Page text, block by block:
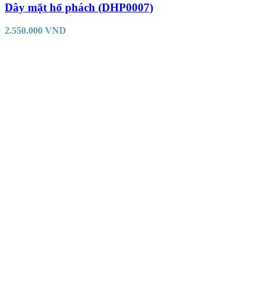
Dây mặt hổ phách (DHP0007)
2.550.000 VND